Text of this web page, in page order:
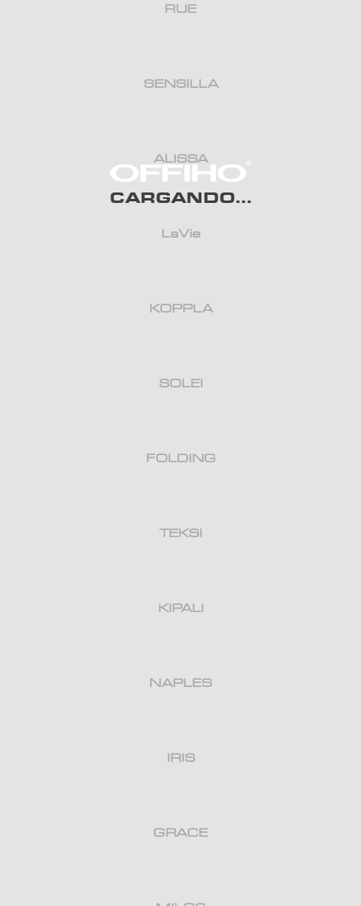
CARGANDO...
RUE
SENSILLA
ALISSA
LaVie
KOPPLA
SOLEI
FOLDING
TEKSI
KIPALI
NAPLES
IRIS
GRACE